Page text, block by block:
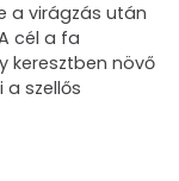
a virágzás után
cél a fa
keresztben növő
szellős